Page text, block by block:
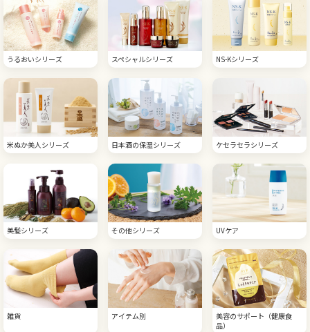
うるおいシリーズ スペシャルシリーズ NS-Kシリーズ
米ぬか美人シリーズ 日本酒の保湿シリーズ ケセラセラシリーズ
美髪シリーズ その他シリーズ UVケア
雑貨 アイテム別
美容のサポート（健康食
品）